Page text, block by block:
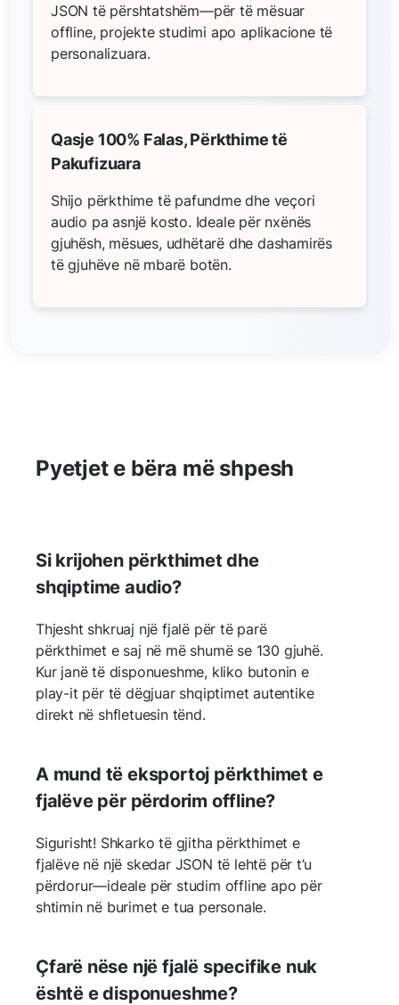
JSON të përshtatshëm—për të mësuar
offline, projekte studimi apo aplikacione të
personalizuara.
Qasje 100% Falas, Përkthime të
Pakufizuara
Shijo përkthime të pafundme dhe veçori
audio pa asnjë kosto. Ideale për nxënës
gjuhësh, mësues, udhëtarë dhe dashamirës
të gjuhëve në mbarë botën.
Pyetjet e bëra më shpesh
Si krijohen përkthimet dhe
shqiptime audio?
Thjesht shkruaj një fjalë për të parë
përkthimet e saj në më shumë se 130 gjuhë.
Kur janë të disponueshme, kliko butonin e
play-it për të dëgjuar shqiptimet autentike
direkt në shfletuesin tënd.
A mund të eksportoj përkthimet e
fjalëve për përdorim offline?
Sigurisht! Shkarko të gjitha përkthimet e
fjalëve në një skedar JSON të lehtë për t’u
përdorur—ideale për studim offline apo për
shtimin në burimet e tua personale.
Çfarë nëse një fjalë specifike nuk
është e disponueshme?